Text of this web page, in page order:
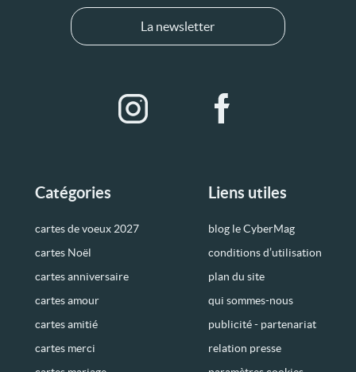
Catégories
cartes de voeux 2027
cartes Noël
cartes anniversaire
cartes amour
cartes amitié
cartes merci
Liens utiles
blog le CyberMag
conditions d’utilisation
plan du site
qui sommes-nous
publicité - partenariat
relation presse
La newsletter